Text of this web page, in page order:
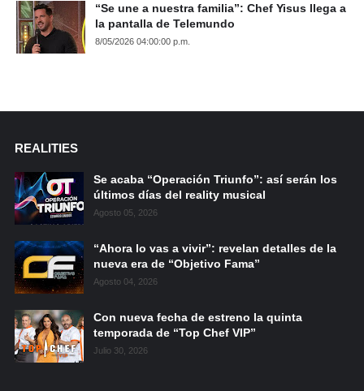
“Se une a nuestra familia”: Chef Yisus llega a
la pantalla de Telemundo
8/05/2026 04:00:00 p.m.
REALITIES
Se acaba “Operación Triunfo”: así serán los
últimos días del reality musical
Agosto 05, 2026
“Ahora lo vas a vivir”: revelan detalles de la
nueva era de “Objetivo Fama”
Agosto 04, 2026
Con nueva fecha de estreno la quinta
temporada de “Top Chef VIP”
Julio 30, 2026